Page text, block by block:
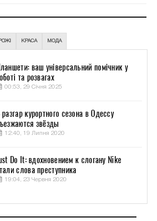
КРАСА МОДА
ваш універсальний помічник у
та розвагах
00:53, 29 Січня 2025
разгар курортного сезона в Одессу
звёзды
12:40, 19 Липня 2020
Do It: вдохновением к слогану Nike
слова преступника
19:04, 23 Червня 2020